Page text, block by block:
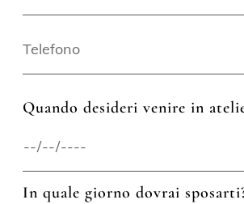
Quando desideri venire in
In quale giorno dovrai